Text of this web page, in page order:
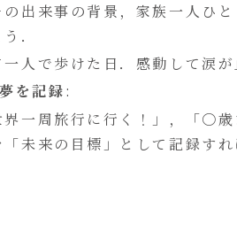
の出来事の背景，家族一人ひ
．
人で歩けた日．感動して涙が
を記録:
界一周旅行に行く！」，「〇
未来の目標」として記録す